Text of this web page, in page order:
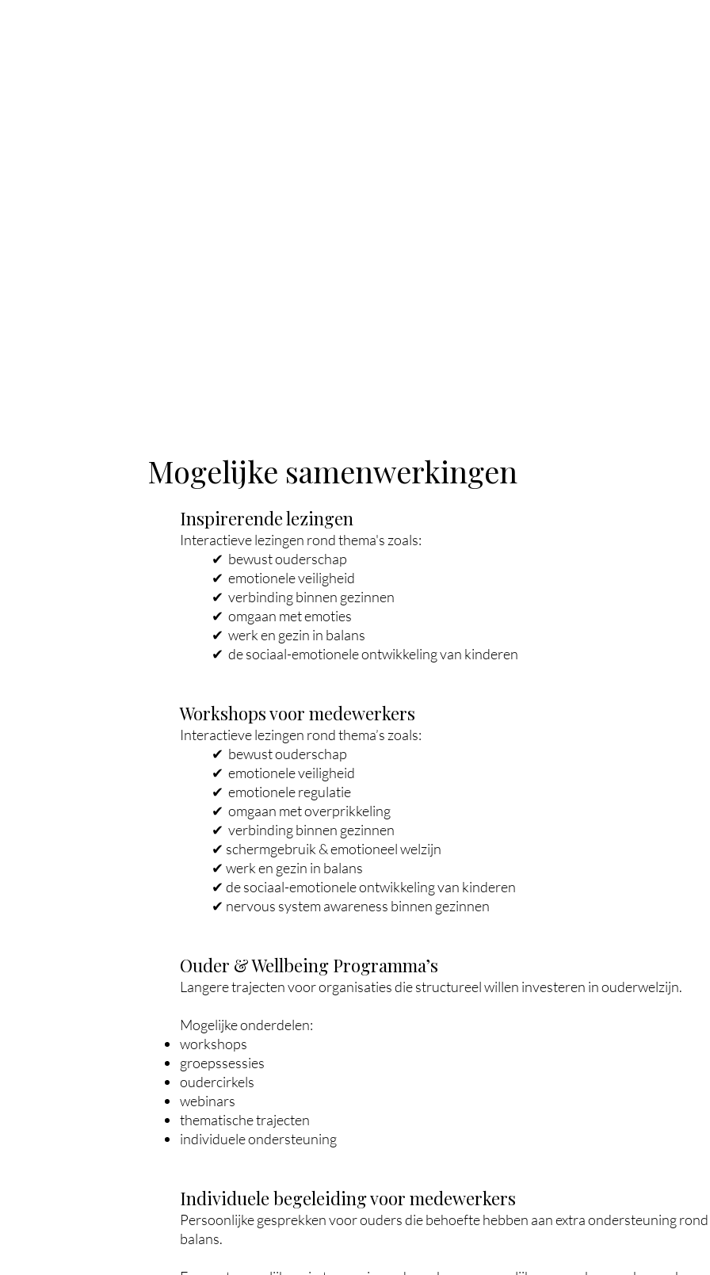
Mogelijke samenwerkingen
Inspirerende lezingen
Interactieve lezingen rond thema's zoals:
✔ bewust ouderschap
✔ emotionele veiligheid
✔ verbinding binnen gezinnen
✔ omgaan met emoties
✔ werk en gezin in balans
✔ de sociaal-emotionele ontwikkeling van kinderen
Workshops voor medewerkers
Interactieve lezingen rond thema’s zoals:
✔ bewust ouderschap
✔ emotionele veiligheid
✔ emotionele regulatie
✔ omgaan metoverprikkeling
✔ verbinding binnen gezinnen
✔ schermgebruik & emotioneel welzijn
✔ werk en gezin in balans
✔ de sociaal-emotionele ontwikkeling van kinderen
✔ nervous system awareness binnen gezinnen
Ouder & Wellbeing Programma’s
Langere trajecten voor organisaties die structureel willen investeren in ouderwelzijn.
Mogelijke onderdelen:
workshops
groepssessies
oudercirkels
webinars
thematische trajecten
individuele ondersteuning
Individuele begeleiding voor medewerkers
Persoonlijke gesprekken voor ouders die behoefte hebben aan extra ondersteuning
balans.